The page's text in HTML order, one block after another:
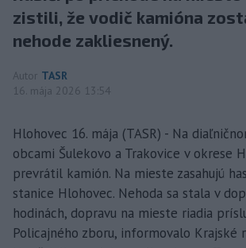
zistili, že vodič kamióna
nehode zakliesnený.
Autor TASR
16. mája 2026 13:54
Hlohovec 16. mája (TASR) - Na
obcami Šulekovo a Trakovice v okrese
prevrátil kamión. Na mieste zasahujú
stanice Hlohovec. Nehoda sa stala v
hodinách, dopravu na mieste riadia
Policajného zboru, informovalo Krajské